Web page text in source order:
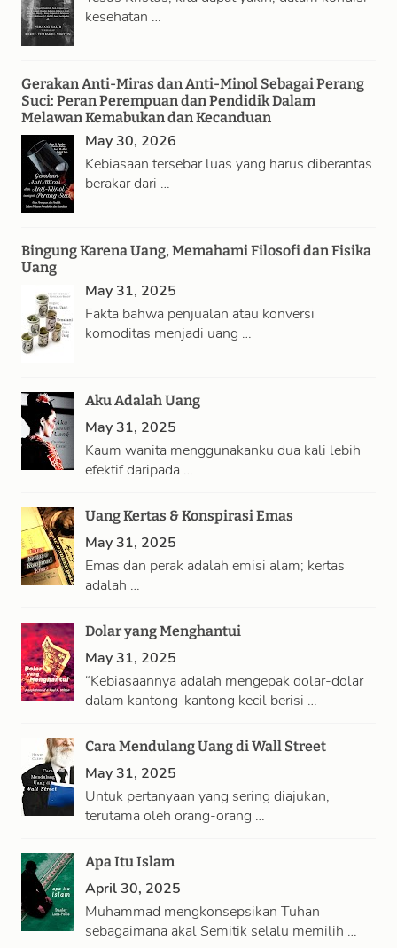
kesehatan …
Gerakan Anti-Miras dan Anti-Minol Sebagai Perang
Suci: Peran Perempuan dan Pendidik Dalam
Melawan Kemabukan dan Kecanduan
May 30, 2026
Kebiasaan tersebar luas yang harus diberantas
berakar dari …
Bingung Karena Uang, Memahami Filosofi dan Fisika
Uang
May 31, 2025
Fakta bahwa penjualan atau konversi
komoditas menjadi uang …
Aku Adalah Uang
May 31, 2025
Kaum wanita menggunakanku dua kali lebih
efektif daripada …
Uang Kertas & Konspirasi Emas
May 31, 2025
Emas dan perak adalah emisi alam; kertas
adalah …
Dolar yang Menghantui
May 31, 2025
“Kebiasaannya adalah mengepak dolar-dolar
dalam kantong-kantong kecil berisi …
Cara Mendulang Uang di Wall Street
May 31, 2025
Untuk pertanyaan yang sering diajukan,
terutama oleh orang-orang …
Apa Itu Islam
April 30, 2025
Muhammad mengkonsepsikan Tuhan
sebagaimana akal Semitik selalu memilih …